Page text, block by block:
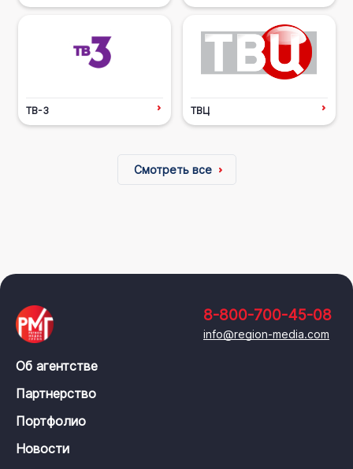
ТВ-3 ТВЦ
Смотреть все
8-800-700-45-08
info@region-media.com
Об агентстве
Партнерство
Портфолио
Новости